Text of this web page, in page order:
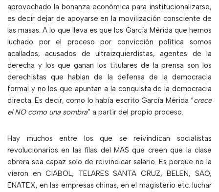
aprovechado la bonanza económica para institucionalizarse,
es decir dejar de apoyarse en la movilización consciente de
las masas. A lo que lleva es que los García Mérida que hemos
luchado por el proceso por convicción política somos
acallados, acusados de ultraizquierdistas, agentes de la
derecha y los que ganan los titulares de la prensa son los
derechistas que hablan de la defensa de la democracia
formal y no los que apuntan a la conquista de la democracia
directa. Es decir, como lo había escrito García Mérida “crece
el NO como una sombra” a partir del propio proceso.
Hay muchos entre los que se reivindican socialistas
revolucionarios en las filas del MAS que creen que la clase
obrera sea capaz solo de reivindicar salario. Es porque no la
vieron en CIABOL, TELARES SANTA CRUZ, BELEN, SAO,
ENATEX, en las empresas chinas, en el magisterio etc. luchar